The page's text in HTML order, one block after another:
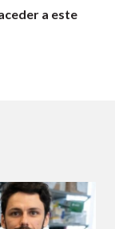
a este